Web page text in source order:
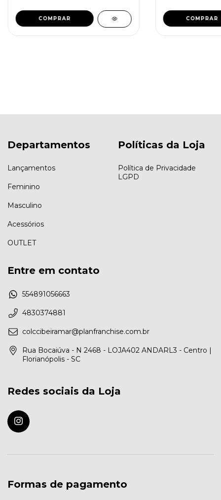
COMPRAR COMPRAR
Departamentos
Lançamentos
Feminino
Masculino
Acessórios
OUTLET
Políticas da Loja
Política de Privacidade
LGPD
Entre em contato
554891056663
4830374881
colccibeiramar@planfranchise.com.br
Rua Bocaiúva - N 2468 - LOJA402 ANDARL3 - Centro |
Florianópolis - SC
Redes sociais da Loja
Formas de pagamento